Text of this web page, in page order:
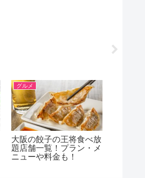
グルメ
大阪の餃子の王将食べ放
題店舗一覧！プラン・メ
ニューや料金も！